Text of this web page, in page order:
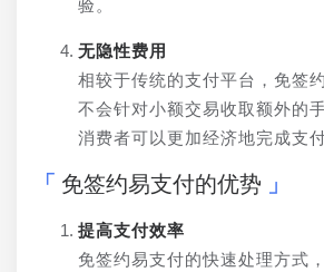
验。
无隐性费用
相较于传统的支付平台，免签
不会针对小额交易收取额外的
消费者可以更加经济地完成支付
免签约易支付的优势
提高支付效率
免签约易支付的快速处理方式